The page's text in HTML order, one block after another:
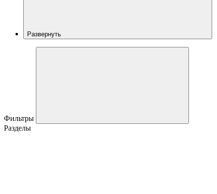
Развернуть
Фильтры
Разделы